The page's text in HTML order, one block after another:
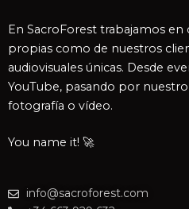
En SacroForest trabajamos
propias como de nuestros
audiovisuales únicas. Desde
YouTube, pasando por
fotografía o vídeo.
You name it! 🚀
info@sacroforest.com